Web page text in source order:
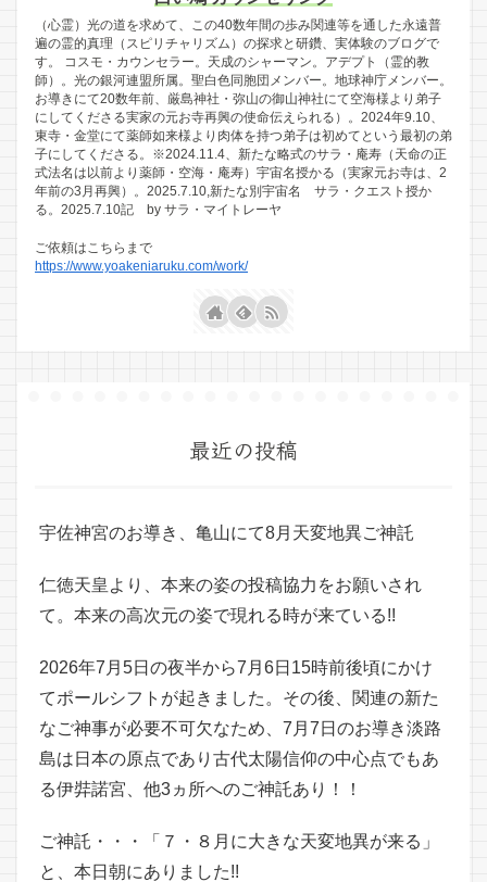
（心霊）光の道を求めて、この40数年間の歩み関連等を通した永遠普
遍の霊的真理（スピリチャリズム）の探求と研鑽、実体験のブログで
す。 コスモ・カウンセラー。天成のシャーマン。アデプト（霊的教
師）。光の銀河連盟所属。聖白色同胞団メンバー。地球神庁メンバー。
お導きにて20数年前、厳島神社・弥山の御山神社にて空海様より弟子
にしてくださる実家の元お寺再興の使命伝えられる）。2024年9.10、
東寺・金堂にて薬師如来様より肉体を持つ弟子は初めてという最初の弟
子にしてくださる。※2024.11.4、新たな略式のサラ・庵寿（天命の正
式法名は以前より薬師・空海・庵寿）宇宙名授かる（実家元お寺は、2
年前の3月再興）。2025.7.10,新たな別宇宙名 サラ・クエスト授か
る。2025.7.10記 by サラ・マイトレーヤ
ご依頼はこちらまで
https://www.yoakeniaruku.com/work/
最近の投稿
宇佐神宮のお導き、亀山にて8月天変地異ご神託
仁徳天皇より、本来の姿の投稿協力をお願いされ
て。本来の高次元の姿で現れる時が来ている!!
2026年7月5日の夜半から7月6日15時前後頃にかけ
てポールシフトが起きました。その後、関連の新た
なご神事が必要不可欠なため、7月7日のお導き淡路
島は日本の原点であり古代太陽信仰の中心点でもあ
る伊弉諾宮、他3ヵ所へのご神託あり！！
ご神託・・・「７・８月に大きな天変地異が来る」
と、本日朝にありました!!